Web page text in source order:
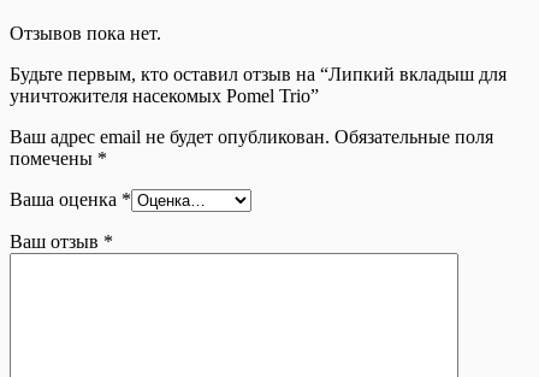
Отзывов пока нет.
Будьте первым, кто оставил отзыв на “Липкий вкладыш для
уничтожителя насекомых Pomel Trio”
Ваш адрес email не будет опубликован. Обязательные поля
помечены *
Ваша оценка *
Ваш отзыв *